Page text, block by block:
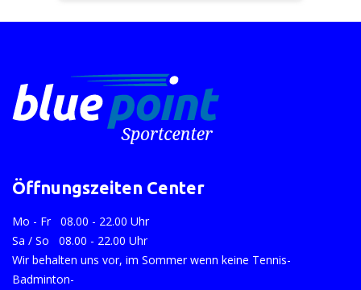
Öffnungszeiten Center
Mo - Fr 08.00 - 22.00 Uhr
Sa / So 08.00 - 22.00 Uhr
Wir behalten uns vor, im Sommer wenn keine Tennis-
Badminton-